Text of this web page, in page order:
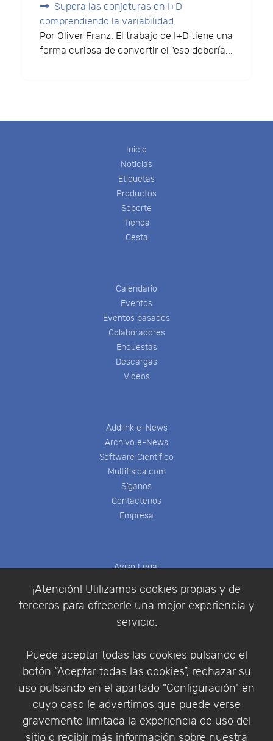
¡Atención! Utilizamos cookies propias y de
terceros para ofrecerle una mejor experiencia y
servicio.
Puede aceptar todas las cookies pulsando el
botón “Aceptar todas las cookies”, rechazar su
uso pulsando en el apartado "Configuración" en
cuyo caso le advertimos que puede verse
gravemente limitada la experiencia de uso del
sitio o recibir más información sobre nuestra
Supera las conjeturas en I+D
comprendiendo la variabilidad
Por Oliver Franz. El trabajo de I+D tiene una
forma curiosa de convertir el "eso debería...
Inicio
Noticias
Etiquetas
Productos
Soporte
Tienda
Cesta
Calendario
Eventos
Eventos pasados
Colaboradores
Encuestas
Descargas
Videos
Addlink e-News
Archivo e-News
Software Científico
Multifisica.com
Síganos
Contáctenos
Empresa
Aviso Legal
Política de Privacidad
Condiciones de compra
Identificarse
Empresa|Aviso Legal| Política de Privacidad |
Política de Cookies